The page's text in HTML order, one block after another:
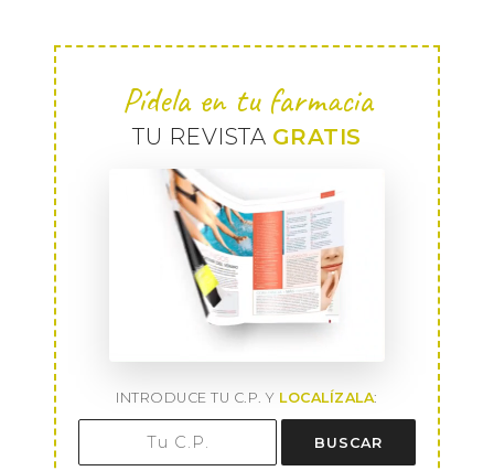
Pídela en tu farmacia
TU REVISTA GRATIS
INTRODUCE TU C.P. Y LOCALÍZALA:
BUSCAR